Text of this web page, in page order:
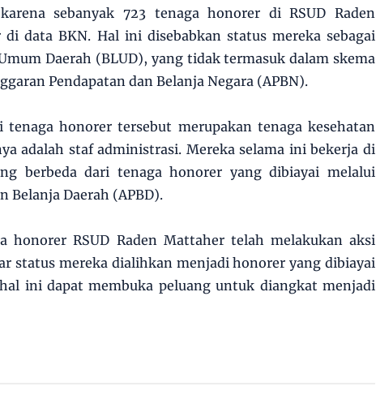
sebanyak 723 tenaga honorer di RSUD Raden
data BKN. Hal ini disebabkan status mereka sebagai
Daerah (BLUD), yang tidak termasuk dalam skema
Pendapatan dan Belanja Negara (APBN).
tenaga honorer tersebut merupakan tenaga kesehatan
adalah staf administrasi. Mereka selama ini bekerja di
berbeda dari tenaga honorer yang dibiayai melalui
Belanja Daerah (APBD).
honorer RSUD Raden Mattaher telah melakukan aksi
status mereka dialihkan menjadi honorer yang dibiayai
ini dapat membuka peluang untuk diangkat menjadi